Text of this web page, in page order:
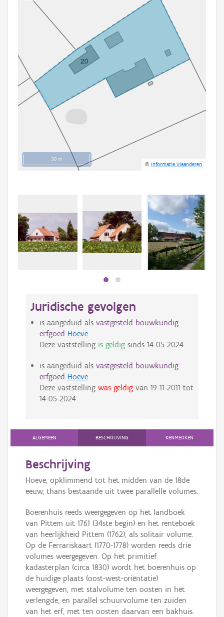
Hergebruik
50 m
©Informatie Vlaanderen
Juridische gevolgen
is aangeduid als vastgesteld bouwkundig
erfgoed Hoeve
Deze vaststelling is geldigsinds 14-05-2024
is aangeduid als vastgesteld bouwkundig
erfgoed Hoeve
Deze vaststelling was geldigvan 19-11-2011 tot
14-05-2024
ALGEMEEN BESCHRIJVING KENMERKEN
Beschrijving
Hoeve, opklimmend tot het midden van de 18de
eeuw, thans bestaande uit twee parallelle volumes.
Boerenhuis reeds weergegeven op het landboek
van Pittem uit 1761 (34ste begin) en het renteboek
van heerlijkheid Pittem (1762), als solitair volume.
Op de Ferrariskaart (1770-1778) worden reeds drie
volumes weergegeven. Op het primitief
kadasterplan (circa 1830) wordt het boerenhuis op
de huidige plaats (oost-west-oriëntatie)
weergegeven, met stalvolume ten oosten in het
verlengde, en parallel schuurvolume ten zuiden
van het erf, met ten oosten daarvan een bakhuis.